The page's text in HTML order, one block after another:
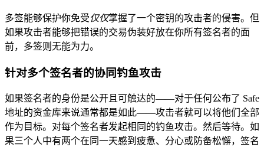
多签能够保护你免受仅仅掌握了一个密钥的攻击者的侵害。但
如果攻击者能够把错误的交易伪装好放在你所有签名者的面
前，多签则无能为力。
针对多个签名者的协同钓鱼攻击
如果签名者的身份是公开且可触达的——对于任何公布了 Safe
地址的资金库来说通常都是如此——攻击者就可以将他们全部
作为目标。对每个签名者发起相同的钓鱼攻击。然后等待。如
果三个人中有两个在同一天感到疲惫、分心或防备松懈，签名